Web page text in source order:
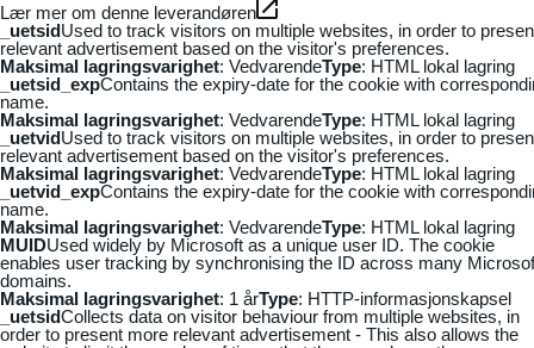
Lær mer om denne leverandøren
_uetsidUsed to track visitors on multiple websites, in order to
relevant advertisement based on the visitor's preferences.
Maksimal lagringsvarighet: VedvarendeType: HTML lokal lagring
_uetsid_expContains the expiry-date for the cookie with
name.
Maksimal lagringsvarighet: VedvarendeType: HTML lokal lagring
_uetvidUsed to track visitors on multiple websites, in order to
relevant advertisement based on the visitor's preferences.
Maksimal lagringsvarighet: VedvarendeType: HTML lokal lagring
_uetvid_expContains the expiry-date for the cookie with
name.
Maksimal lagringsvarighet: VedvarendeType: HTML lokal lagring
MUIDUsed widely by Microsoft as a unique user ID. The cookie
enables user tracking by synchronising the ID across many
domains.
Maksimal lagringsvarighet: 1 årType: HTTP-informasjonskapsel
_uetsidCollects data on visitor behaviour from multiple websites, in
order to present more relevant advertisement - This also allows the